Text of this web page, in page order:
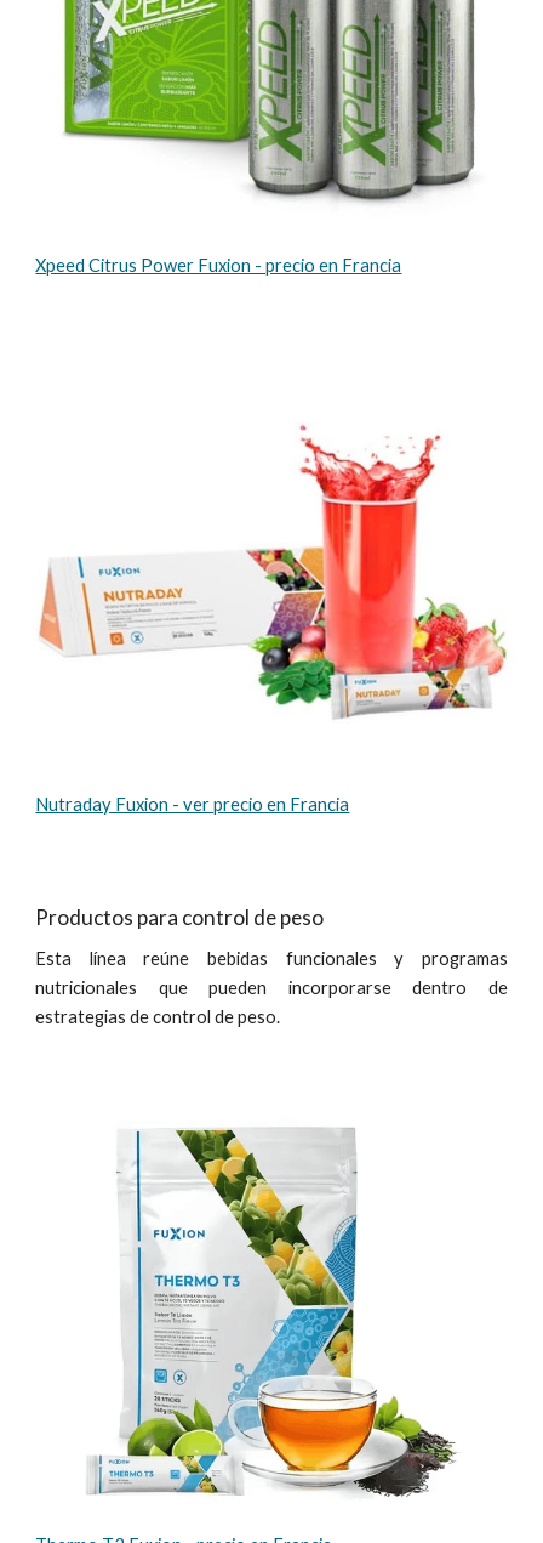
Xpeed Citrus Power Fuxion - precio en Francia
Nutraday Fuxion - ver precio en Francia
Productos para control de peso
Esta línea reúne bebidas funcionales y programas
nutricionales que pueden incorporarse dentro de
estrategias de control de peso.